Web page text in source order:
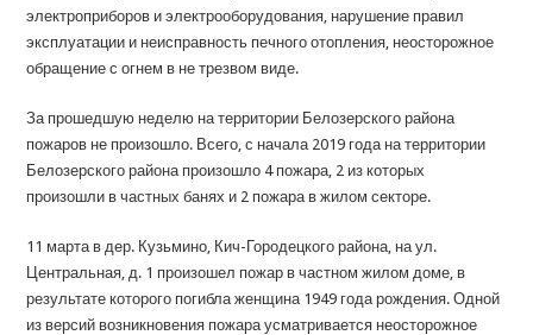
электроприборов и электрооборудования, нарушение правил
эксплуатации и неисправность печного отопления, неосторожное
обращение с огнем в не трезвом виде.
За прошедшую неделю на территории Белозерского района
пожаров не произошло. Всего, с начала 2019 года на территории
Белозерского района произошло 4 пожара, 2 из которых
произошли в частных банях и 2 пожара в жилом секторе.
11 марта в дер. Кузьмино, Кич-Городецкого района, на ул.
Центральная, д. 1 произошел пожар в частном жилом доме, в
результате которого погибла женщина 1949 года рождения. Одной
из версий возникновения пожара усматривается неосторожное